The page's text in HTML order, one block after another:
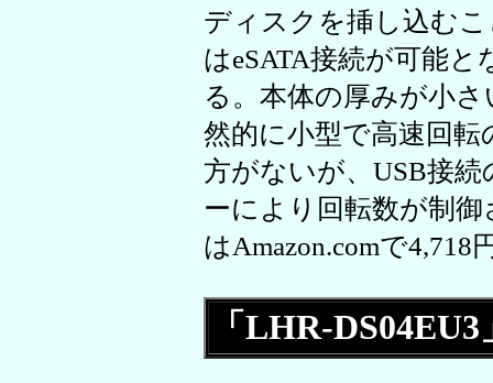
ディスクを挿し込む
はeSATA接続が可能
る。本体の厚みが小
然的に小型で高速回
方がないが、USB接
ーにより回転数が制
はAmazon.comで4,718
「LHR-